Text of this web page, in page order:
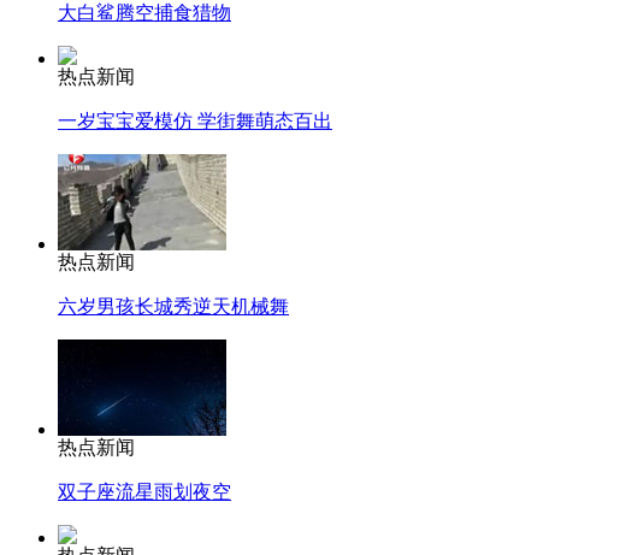
大白鲨腾空捕食猎物
热点新闻
一岁宝宝爱模仿 学街舞萌态百出
热点新闻
六岁男孩长城秀逆天机械舞
热点新闻
双子座流星雨划夜空